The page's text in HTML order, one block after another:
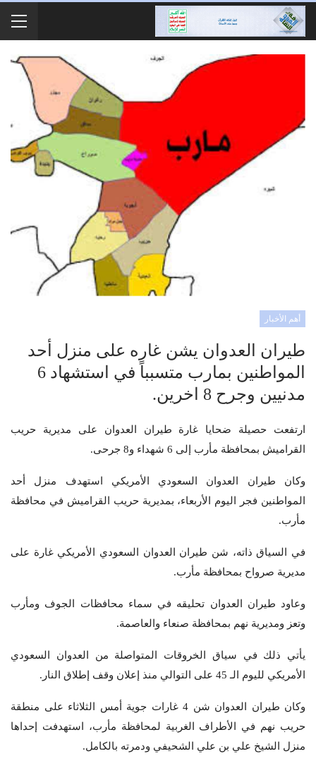
أهم الأخبار
طيران العدوان يشن غاره على منزل أحد
المواطنين بمارب متسبباً في استشهاد 6
مدنيين وجرح 8 اخرين.
ارتفعت حصيلة ضحايا غارة طيران العدوان على مديرية حريب
القراميش بمحافظة مأرب إلى 6 شهداء و8 جرحى.
وكان طيران العدوان السعودي الأمريكي استهدف منزل أحد
المواطنين فجر اليوم الأربعاء، بمديرية حريب القراميش في محافظة
مأرب.
في السياق ذاته، شن طيران العدوان السعودي الأمريكي غارة على
مديرية صرواح بمحافظة مأرب.
وعاود طيران العدوان تحليقه في سماء محافظات الجوف ومأرب
وتعز ومديرية نهم بمحافظة صنعاء والعاصمة.
يأتي ذلك في سياق الخروقات المتواصلة من العدوان السعودي
الأمريكي لليوم الـ 45 على التوالي منذ إعلان وقف إطلاق النار.
وكان طيران العدوان شن 4 غارات جوية أمس الثلاثاء على منطقة
حريب نهم في الأطراف الغربية لمحافظة مأرب، استهدفت إحداها
منزل الشيخ علي بن علي الشحيفي ودمرته بالكامل.